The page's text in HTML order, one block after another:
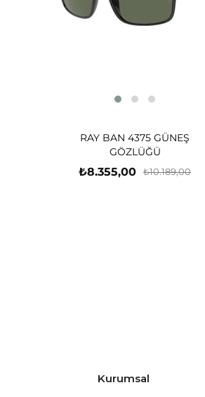
RAY BAN 4375 GÜNEŞ
GÖZLÜĞÜ
₺8.355,00 ₺10.189,00
Kurumsal